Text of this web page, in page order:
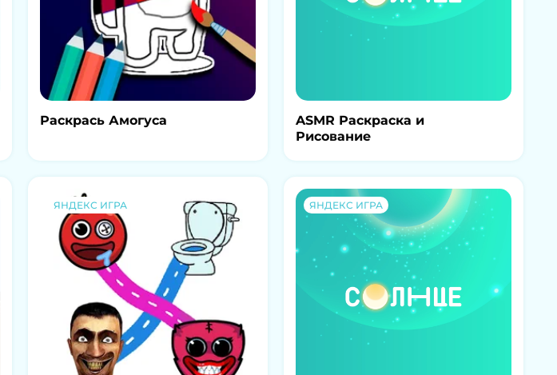
Раскрась Амогуса
ASMR Раскраска и
Рисование
ЯНДЕКС ИГРА ЯНДЕКС ИГРА